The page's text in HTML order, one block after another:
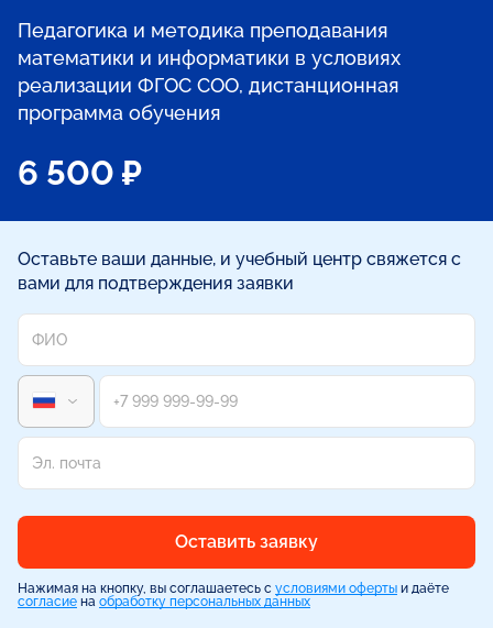
Педагогика и методика преподавания
математики и информатики в условиях
реализации ФГОС СОО, дистанционная
программа обучения
6 500 ₽
Оставьте ваши данные, и учебный центр свяжется с
вами для подтверждения заявки
Оставить заявку
Нажимая на кнопку, вы соглашаетесь с условиями оферты и даёте
согласие на обработку персональных данных